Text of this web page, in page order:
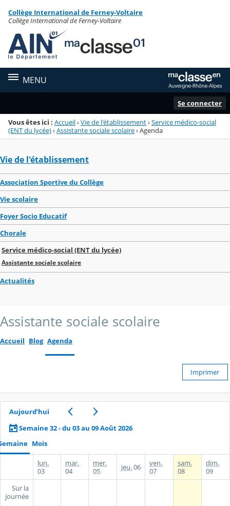
Menu de la rubrique
Contenu
Collège International de Ferney-Voltaire
Collège International de Ferney-Voltaire
MENU
Se connecter
Vous êtes ici : Accueil›Vie de l'établissement›Service médico-social
(ENT du lycée)›Assistante sociale scolaire›Agenda
Vie de l'établissement
Association Sportive du Collège
Vie scolaire
Foyer Socio Educatif
Chorale
Service médico-social (ENT du lycée)
Assistante sociale scolaire
Actualités
Assistante sociale scolaire
Accueil Blog Agenda
Imprimer
Aujourd’hui
Semaine 32 - du 03 au 09 Août 2026
Mois
lun.
03
mar.
04
mer.
05
jeu.06
ven.
07
sam.
08
dim.
09
Sur la
journée